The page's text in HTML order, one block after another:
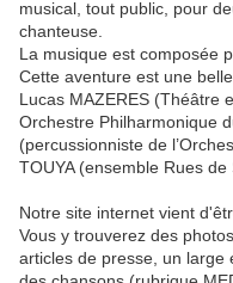
musical, tout public, pour
chanteuse.
La musique est composée
Cette aventure est une
Lucas MAZERES (Théâtre
Orchestre Philharmonique
(percussionniste de
TOUYA (ensemble Rues
Notre site internet vient
Vous y trouverez des
articles de presse, un large